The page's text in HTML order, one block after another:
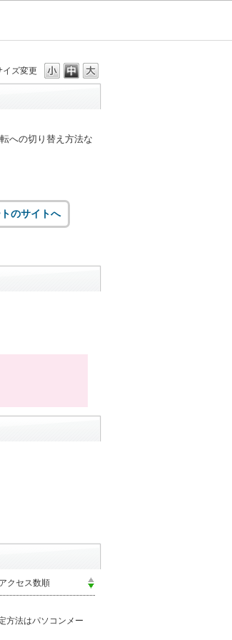
イズ変更
への切り替え方法な
方法はパソコンメー